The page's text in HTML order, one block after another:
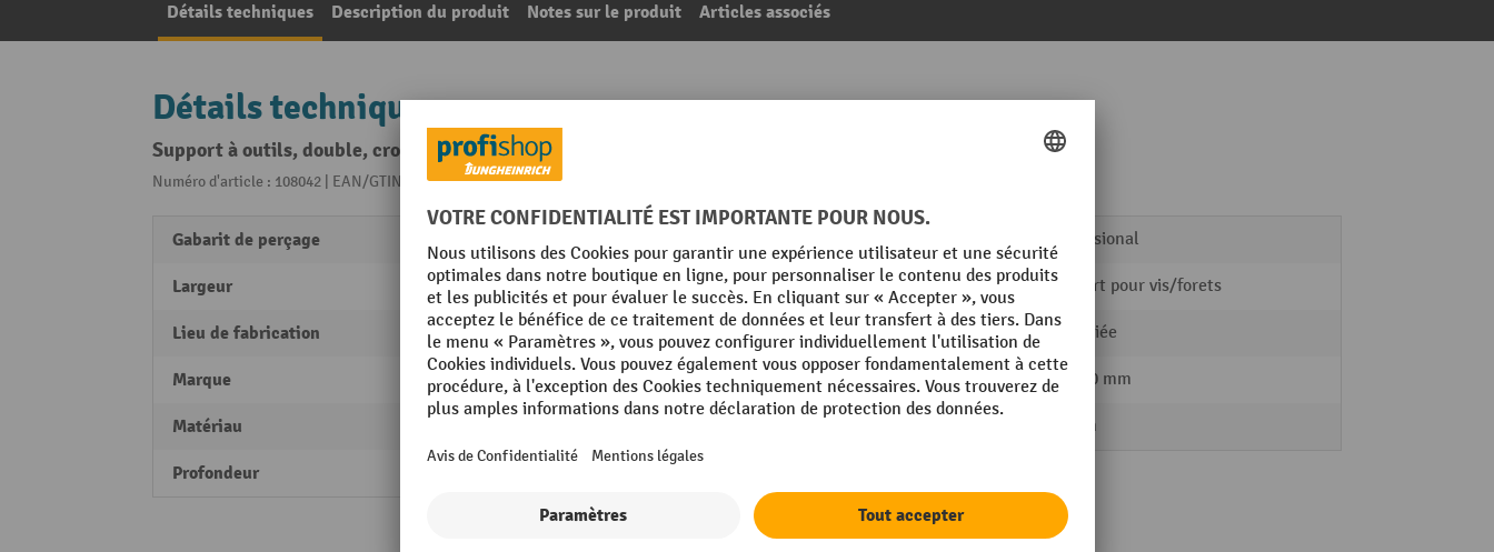
Détails techniques Description du produit Notes sur le produit Articles associés
Détails techniques
Support à outils, double, crochet vertical, profondeur : 75 mm
Numéro d'article : 108042 | EAN/GTIN: 4251142204740De la catégorie :
Gabarit de perçage
Largeur 35 mm
Lieu de fabrication Made in Germany
Marque Kappes
Matériau
Profondeur
Rubrique Professional
Support d'outil, type Support pour vis/forets
Surface plastifiée
Taille du trou 10 x 10 mm
28 mm